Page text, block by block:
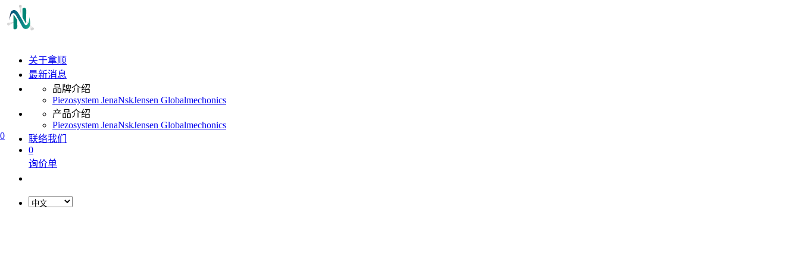
0
关于拿顺
最新消息
品牌介绍
Piezosystem JenaNskJensen Globalmechonics
产品介绍
Piezosystem JenaNskJensen Globalmechonics
联络我们
0
询价单